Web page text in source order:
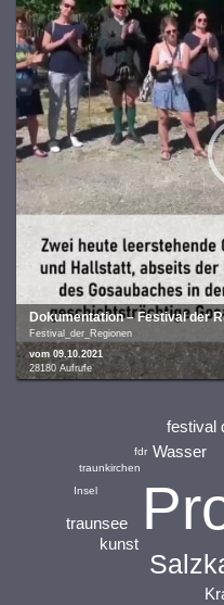
Dokumentation – Festival der
Festival_der_Regionen
vom 09.10.2021
28180 Aufrufe
Wasser
festival
traunsee
kunst
traunkirchen
fdr
Insel